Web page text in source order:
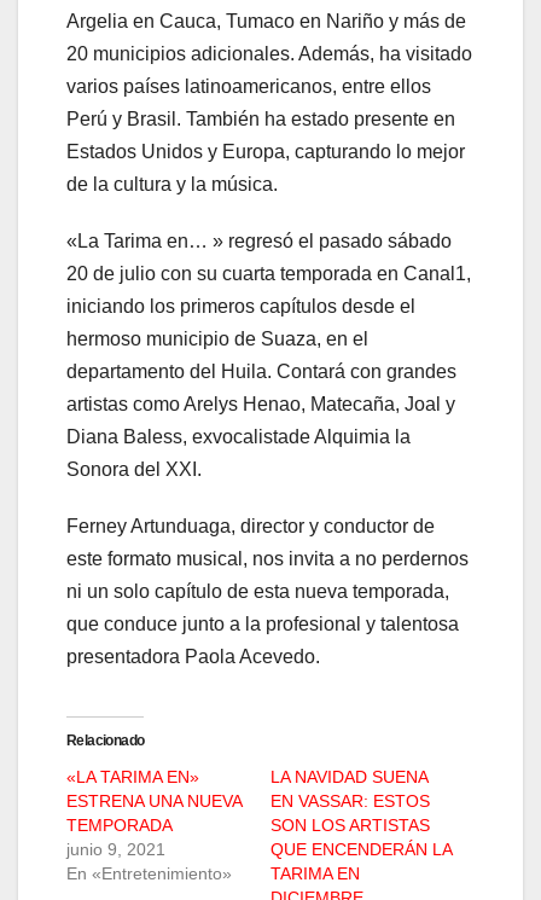
Argelia en Cauca, Tumaco en Nariño y más de
20 municipios adicionales. Además, ha visitado
varios países latinoamericanos, entre ellos
Perú y Brasil. También ha estado presente en
Estados Unidos y Europa, capturando lo mejor
de la cultura y la música.
«La Tarima en… » regresó el pasado sábado
20 de julio con su cuarta temporada en Canal1,
iniciando los primeros capítulos desde el
hermoso municipio de Suaza, en el
departamento del Huila. Contará con grandes
artistas como Arelys Henao, Matecaña, Joal y
Diana Baless, exvocalistade Alquimia la
Sonora del XXI.
Ferney Artunduaga, director y conductor de
este formato musical, nos invita a no perdernos
ni un solo capítulo de esta nueva temporada,
que conduce junto a la profesional y talentosa
presentadora Paola Acevedo.
Relacionado
«LA TARIMA EN»
ESTRENA UNA NUEVA
TEMPORADA
junio 9, 2021
En «Entretenimiento»
LA NAVIDAD SUENA
EN VASSAR: ESTOS
SON LOS ARTISTAS
QUE ENCENDERÁN LA
TARIMA EN